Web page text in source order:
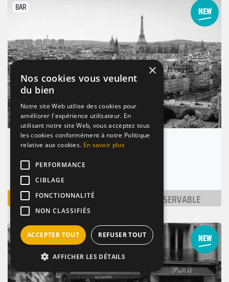
BAR
Suivant
Bar street
Paris 4 (75004)
Nombre de places : 1-30 pers.
VOIR NON RÉSERVABLE
BAR / RESTAURANT COCKTAILS
×
Nos cookies vous veulent
du bien
Notre site Web utilise des cookies pour
améliorer l'expérience utilisateur. En
utilisant notre site Web, vous acceptez tous
les cookies conformément à notre Politique
relative aux cookies. En savoir plus
PERFORMANCE
CIBLAGE
FONCTIONNALITÉ
NON CLASSIFIÉS
ACCEPTER TOUT REFUSER TOUT
AFFICHER LES DÉTAILS